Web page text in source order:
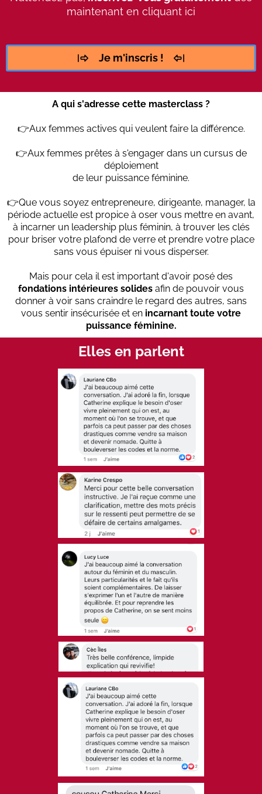
maintenant en cliquant ici
Je m'inscris !
A qui s'adresse cette masterclass ?
👉Aux femmes actives qui veulent faire la différence.
👉Aux femmes prêtes à s'engager dans un cursus de
déploiement
de leur puissance féminine.
👉Que vous soyez entrepreneure, dirigeante, manager, la
période actuelle est propice à oser vous mettre en avant,
à incarner un leadership plus féminin, à trouver les clés
pour briser votre plafond de verre et prendre votre place
sans vous épuiser ni vous disperser.
Mais pour cela il est important d'avoir posé des
fondations intérieures solides afin de pouvoir vous
donner à voir sans craindre le regard des autres, sans
vous sentir insécurisée et en incarnant toute votre
puissance féminine.
Elles en parlent